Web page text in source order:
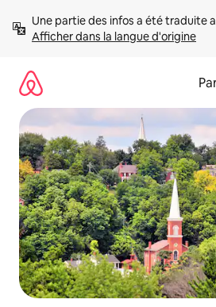
directement
Afficher dans la langue d'origine